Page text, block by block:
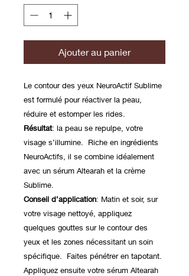
Ajouter au panier
Le contour des yeux NeuroActif Sublime
est formulé pour réactiver la peau,
réduire et estomper les rides.
Résultat: la peau se repulpe, votre
visage s’illumine. Riche en ingrédients
NeuroActifs, il se combine idéalement
avec un sérum Altearah et la crème
Sublime.
Conseil d’application: Matin et soir, sur
votre visage nettoyé, appliquez
quelques gouttes sur le contour des
yeux et les zones nécessitant un soin
spécifique. Faites pénétrer en tapotant.
Appliquez ensuite votre sérum Altearah